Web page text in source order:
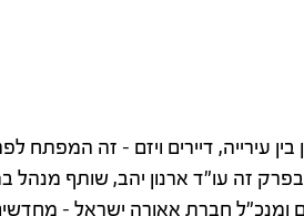
בין עירייה, דיירים ויזם – זה
בפרק זה עו"ד ארנון יהב, שותף
ומנכ"ל חברת אאורה ישראל –